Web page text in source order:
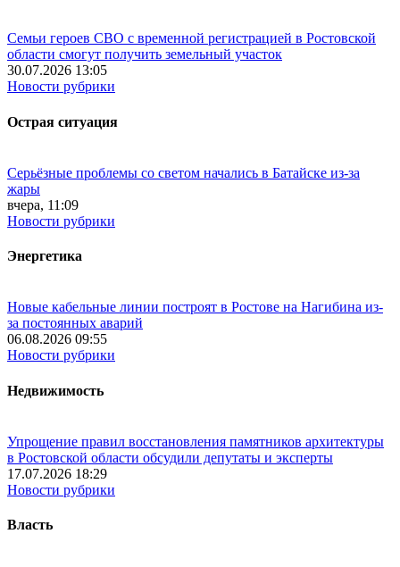
Семьи героев СВО с временной регистрацией в Ростовской
области смогут получить земельный участок
30.07.2026 13:05
Новости рубрики
Острая ситуация
Серьёзные проблемы со светом начались в Батайске из-за
жары
вчера, 11:09
Новости рубрики
Энергетика
Новые кабельные линии построят в Ростове на Нагибина из-
за постоянных аварий
06.08.2026 09:55
Новости рубрики
Недвижимость
Упрощение правил восстановления памятников архитектуры
в Ростовской области обсудили депутаты и эксперты
17.07.2026 18:29
Новости рубрики
Власть